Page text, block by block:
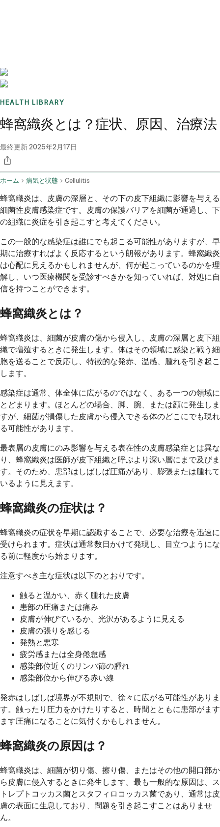
HEALTH LIBRARY
蜂窩織炎とは？症状、原因、治療法
最終更新2025年2月17日
ホーム 病気と状態 Cellulitis
蜂窩織炎は、皮膚の深層と、その下の皮下組織に影響を与える
細菌性皮膚感染症です。皮膚の保護バリアを細菌が通過し、下
の組織に炎症を引き起こすと考えてください。
この一般的な感染症は誰にでも起こる可能性がありますが、早
期に治療すればよく反応するという朗報があります。蜂窩織炎
は心配に見えるかもしれませんが、何が起こっているのかを理
解し、いつ医療機関を受診すべきかを知っていれば、対処に自
信を持つことができます。
蜂窩織炎とは？
蜂窩織炎は、細菌が皮膚の傷から侵入し、皮膚の深層と皮下組
織で増殖するときに発生します。体はその領域に感染と戦う細
胞を送ることで反応し、特徴的な発赤、温感、腫れを引き起こ
します。
感染症は通常、体全体に広がるのではなく、ある一つの領域に
とどまります。ほとんどの場合、脚、腕、または顔に発生しま
すが、細菌が損傷した皮膚から侵入できる体のどこにでも現れ
る可能性があります。
最表層の皮膚にのみ影響を与える表在性の皮膚感染症とは異な
り、蜂窩織炎は医師が皮下組織と呼ぶより深い層にまで及びま
す。そのため、患部はしばしば圧痛があり、膨張または腫れて
いるように見えます。
蜂窩織炎の症状は？
蜂窩織炎の症状を早期に認識することで、必要な治療を迅速に
受けられます。症状は通常数日かけて発現し、目立つようにな
る前に軽度から始まります。
注意すべき主な症状は以下のとおりです。
触ると温かい、赤く腫れた皮膚
患部の圧痛または痛み
皮膚が伸びているか、光沢があるように見える
皮膚の張りを感じる
発熱と悪寒
疲労感または全身倦怠感
感染部位近くのリンパ節の腫れ
感染部位から伸びる赤い線
発赤はしばしば境界が不規則で、徐々に広がる可能性がありま
す。触ったり圧力をかけたりすると、時間とともに患部がます
ます圧痛になることに気付くかもしれません。
蜂窩織炎の原因は？
蜂窩織炎は、細菌が切り傷、擦り傷、またはその他の開口部か
ら皮膚に侵入するときに発生します。最も一般的な原因は、ス
トレプトコッカス菌とスタフィロコッカス菌であり、通常は皮
膚の表面に生息しており、問題を引き起こすことはありませ
ん。